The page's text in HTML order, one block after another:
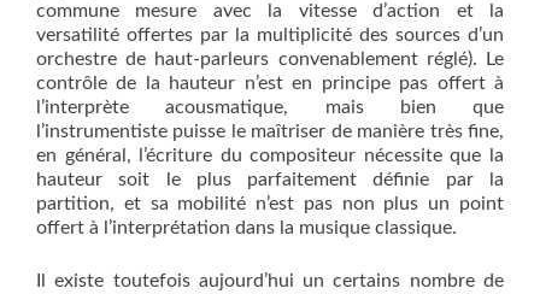
commune mesure avec la vitesse d’action et la
versatilité offertes par la multiplicité des sources d’un
orchestre de haut-parleurs convenablement réglé). Le
contrôle de la hauteur n’est en principe pas offert à
l’interprète acousmatique, mais bien que
l’instrumentiste puisse le maîtriser de manière très fine,
en général, l’écriture du compositeur nécessite que la
hauteur soit le plus parfaitement définie par la
partition, et sa mobilité n’est pas non plus un point
offert à l’interprétation dans la musique classique.
Il existe toutefois aujourd’hui un certains nombre de